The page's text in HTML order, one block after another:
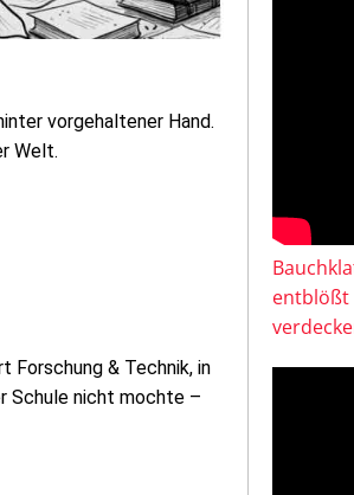
vorgehaltener Hand.
Welt.
Forschung & Technik, in
Schule nicht mochte –
entblößt